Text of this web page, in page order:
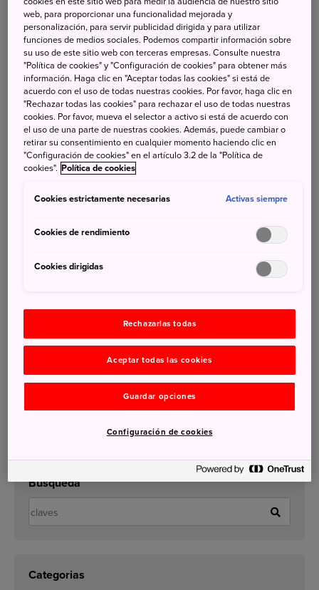
Madrid.
4 de Marzo de 2026
JNTO - Japan National Tourism Organization
En Japón, el14 de marzose celebra elWhite Day
una festividad considerada el "segundo San
Valentín". Para conmemorar esta tradición, laOficina
Nacional de Turismo de Japón en España (JNTO)
exclusivo restauranteMakoto Madrid
Suscríbete a nuestra newsletter
Descúbrelos
Información de Adquisiciones
Búsqueda
Categorias
web, para proporcionar una funcionalidad mejorada y
personalización, para servir publicidad dirigida y para utilizar
funciones de medios sociales. Podemos compartir información sobre
su uso de este sitio web con terceras empresas. Consulte nuestra
"Política de cookies" y "Configuración de cookies" para obtener más
información. Haga clic en "Aceptar todas las cookies" si está de
acuerdo con el uso de todas nuestras cookies. Por favor, haga clic en
"Rechazar todas las cookies" para rechazar el uso de todas nuestras
cookies. Por favor, mueva el selector a activo si está de acuerdo con
el uso de una parte de nuestras cookies. Además, puede cambiar o
retirar su consentimiento en cualquier momento haciendo clic en
"Configuración de cookies" en el artículo 3.2 de la "Política de
cookies". Política de cookies
Cookies estrictamente necesarias Activas siempre
Cookies de rendimiento
Cookies dirigidas
Rechazarlas todas
Aceptar todas las cookies
Guardar opciones
Configuración de cookies